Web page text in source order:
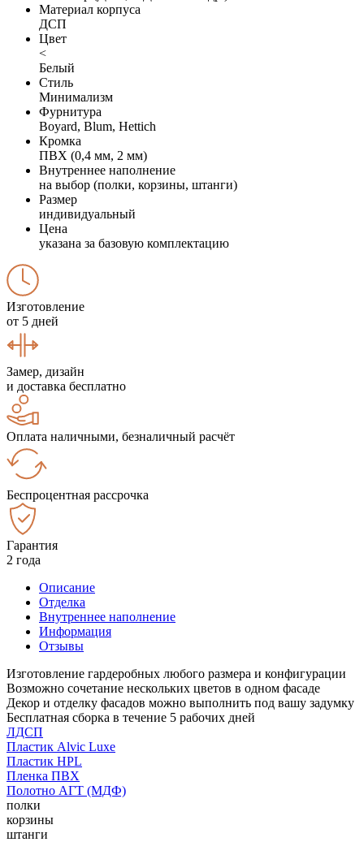
Материал корпуса
ДСП
Цвет
<
Белый
Стиль
Минимализм
Фурнитура
Boyard, Blum, Hettich
Кромка
ПВХ (0,4 мм, 2 мм)
Внутреннее наполнение
на выбор (полки, корзины, штанги)
Размер
индивидуальный
Цена
указана за базовую комплектацию
Изготовление
от 5 дней
Замер, дизайн
и доставка бесплатно
Оплата наличными, безналичный расчёт
Беспроцентная рассрочка
Гарантия
2 года
Описание
Отделка
Внутреннее наполнение
Информация
Отзывы
Изготовление гардеробных любого размера и конфигурации
Возможно сочетание нескольких цветов в одном фасаде
Декор и отделку фасадов можно выполнить под вашу задумку
Бесплатная сборка в течение 5 рабочих дней
ЛДСП
Пластик Alvic Luxe
Пластик HPL
Пленка ПВХ
Полотно АГТ (МДФ)
полки
корзины
штанги